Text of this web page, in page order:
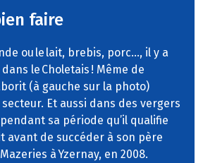
faire
ou le lait, brebis, porc…, il y a
le Choletais ! Même de
(à gauche sur la photo)
Et aussi dans des vergers
sa période qu’il qualifie
avant de succéder à son père
à Yzernay, en 2008.